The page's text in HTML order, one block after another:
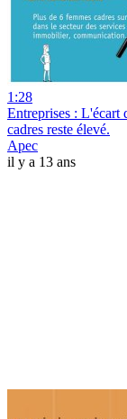
1:28
Entreprises : L'écart
cadres reste élevé.
Apec
il y a 13 ans